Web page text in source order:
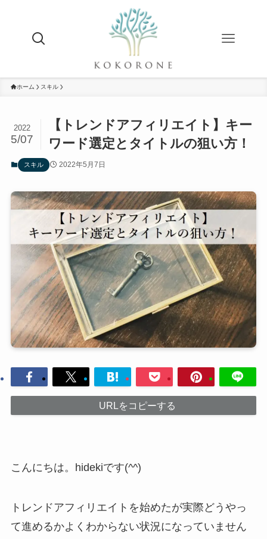
ホーム スキル
【トレンドアフィリエイト】キー
ワード選定とタイトルの狙い方！
2022
5/07
スキル 2022年5月7日
URLをコピーする
こんにちは。hidekiです(^^)
トレンドアフィリエイトを始めたが実際どうやっ
て進めるかよくわからない状況になっていません